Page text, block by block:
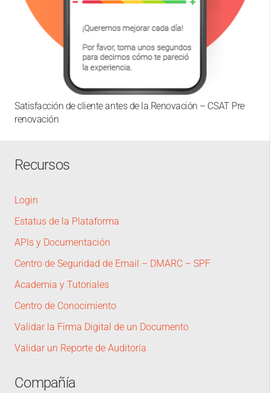
Satisfacción de cliente antes de la Renovación – CSAT Pre
renovación
Recursos
Login
Estatus de la Plataforma
APIs y Documentación
Centro de Seguridad de Email – DMARC – SPF
Academia y Tutoriales
Centro de Conocimiento
Validar la Firma Digital de un Documento
Validar un Reporte de Auditoría
Compañía